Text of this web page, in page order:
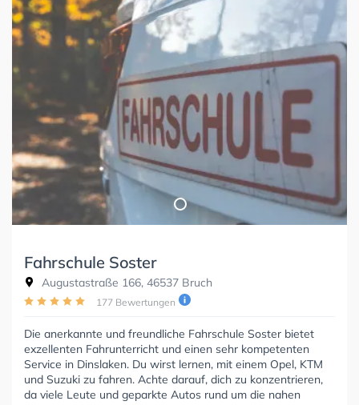
Fahrschule Soster
Augustastraße 166, 46537 Bruch
177 Bewertungen
Die anerkannte und freundliche Fahrschule Soster bietet
exzellenten Fahrunterricht und einen sehr kompetenten
Service in Dinslaken. Du wirst lernen, mit einem Opel, KTM
und Suzuki zu fahren. Achte darauf, dich zu konzentrieren,
da viele Leute und geparkte Autos rund um die nahen